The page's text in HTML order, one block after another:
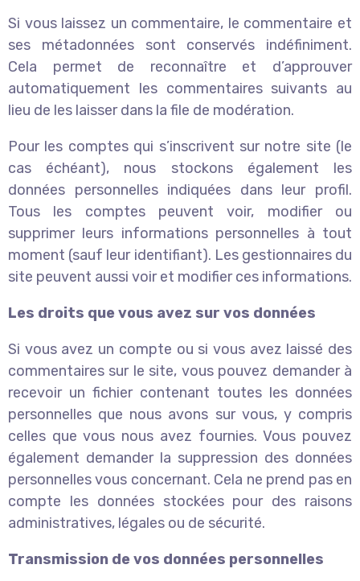
Si vous laissez un commentaire, le commentaire et
ses métadonnées sont conservés indéfiniment.
Cela permet de reconnaître et d’approuver
automatiquement les commentaires suivants au
lieu de les laisser dans la file de modération.
Pour les comptes qui s’inscrivent sur notre site (le
cas échéant), nous stockons également les
données personnelles indiquées dans leur profil.
Tous les comptes peuvent voir, modifier ou
supprimer leurs informations personnelles à tout
moment (sauf leur identifiant). Les gestionnaires du
site peuvent aussi voir et modifier ces informations.
Les droits que vous avez sur vos données
Si vous avez un compte ou si vous avez laissé des
commentaires sur le site, vous pouvez demander à
recevoir un fichier contenant toutes les données
personnelles que nous avons sur vous, y compris
celles que vous nous avez fournies. Vous pouvez
également demander la suppression des données
personnelles vous concernant. Cela ne prend pas en
compte les données stockées pour des raisons
administratives, légales ou de sécurité.
Transmission de vos données personnelles